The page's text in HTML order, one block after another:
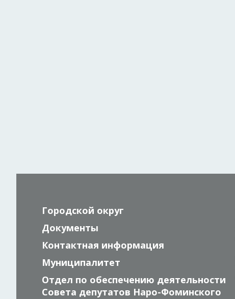
Городской округ
Документы
Контактная информация
Муниципалитет
Отдел по обеспечению деятельности
Совета депутатов Наро-Фоминского